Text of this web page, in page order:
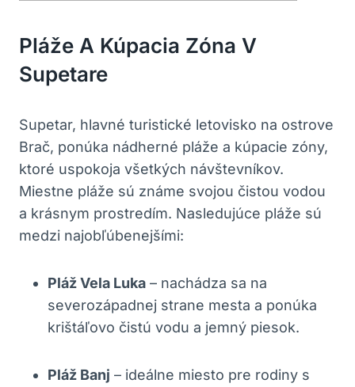
Pláže A Kúpacia Zóna V
Supetare
Supetar, hlavné turistické letovisko na ostrove
Brač, ponúka nádherné pláže a kúpacie zóny,
ktoré uspokoja všetkých návštevníkov.
Miestne pláže sú známe svojou čistou vodou
a krásnym prostredím. Nasledujúce pláže sú
medzi najobľúbenejšími:
Pláž Vela Luka – nachádza sa na
severozápadnej strane mesta a ponúka
krištáľovo čistú vodu a jemný piesok.
Pláž Banj – ideálne miesto pre rodiny s